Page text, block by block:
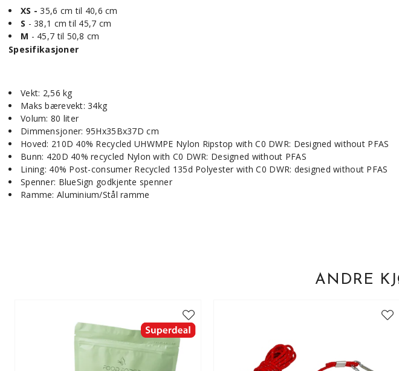
XS -35,6 cm til 40,6 cm
S - 38,1 cm til 45,7 cm
M - 45,7 til 50,8 cm
Spesifikasjoner
Vekt: 2,56 kg
Maks bærevekt: 34kg
Volum: 80 liter
Dimmensjoner: 95Hx35Bx37D cm
Hoved: 210D 40% Recycled UHWMPE Nylon Ripstop with C0 DWR: Designed without PFAS
Bunn: 420D 40% recycled Nylon with C0 DWR: Designed without PFAS
Lining: 40% Post-consumer Recycled 135d Polyester with C0 DWR: designed without PFAS
Spenner: BlueSign godkjente spenner
Ramme: Aluminium/Stål ramme
ANDRE